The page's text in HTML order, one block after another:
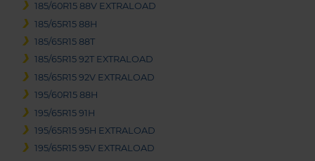
185/60R15 88V EXTRALOAD
185/65R15 88H
185/65R15 88T
185/65R15 92T EXTRALOAD
185/65R15 92V EXTRALOAD
195/60R15 88H
195/65R15 91H
195/65R15 95H EXTRALOAD
195/65R15 95V EXTRALOAD